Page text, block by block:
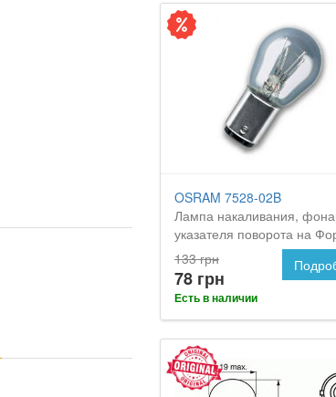
OSRAM 7528-02B
Лампа накаливания,
указателя поворота на
Орион
133 грн
78 грн
Есть в наличии